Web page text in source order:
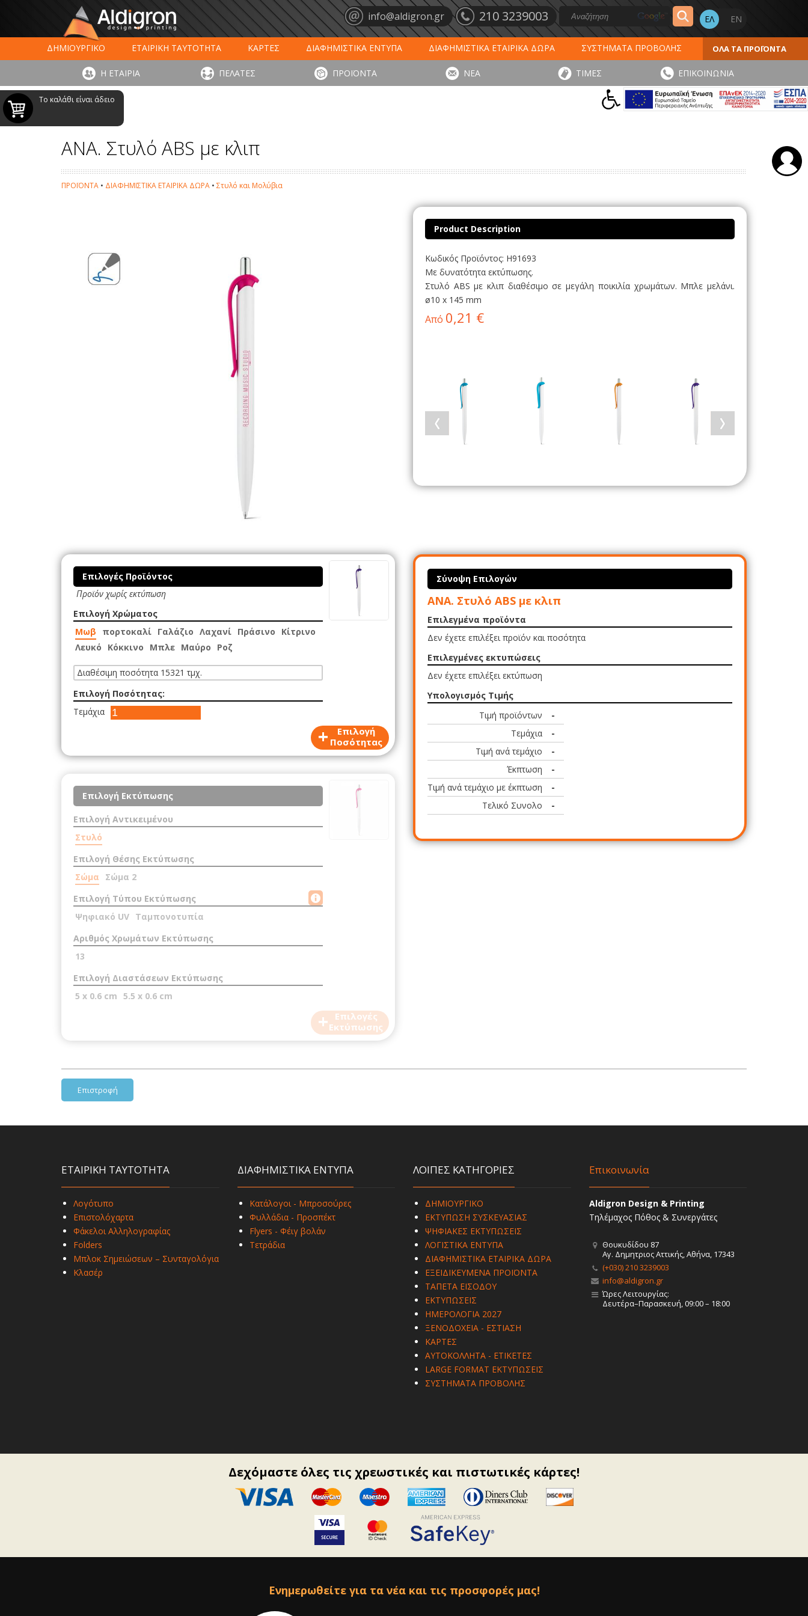
info@aldigron.gr 210 3239003
ΔΗΜΙΟΥΡΓΙΚΟ ΕΤΑΙΡΙΚΗ ΤΑΥΤΟΤΗΤΑ ΚΑΡΤΕΣ ΔΙΑΦΗΜΙΣΤΙΚΑ ΕΝΤΥΠΑ ΔΙΑΦΗΜΙΣΤΙΚΑ ΕΤΑΙΡΙΚΑ ΔΩΡΑ
ΣΥΣΤΗΜΑΤΑ ΠΡΟΒΟΛΗΣ
ΕΚΤΥΠΩΣΗ ΣΥΣΚΕΥΑΣΙΑΣ
LARGE FORMAT ΕΚΤΥΠΩΣΕΙΣ ΞΕΝΟΔΟΧΕΙΑ - ΕΣΤΙΑΣΗ ΤΑΠΕΤΑ ΕΙΣΟΔΟΥ ΗΜΕΡΟΛΟΓΙΑ 2027
ΕΚΤΥΠΩΣΕΙΣ
ΑΥΤΟΚΟΛΛΗΤΑ - ΕΤΙΚΕΤΕΣ
ΟΛΑ ΤΑ ΠΡΟΪΟΝΤΑ
Η ΕΤΑΙΡΙΑ ΠΕΛΑΤΕΣ ΠΡΟΪΟΝΤΑ ΝΕΑ ΤΙΜΕΣ ΕΠΙΚΟΙΝΩΝΙΑ
Το καλάθι είναι άδειο
ANA. Στυλό ABS με κλιπ
ΠΡΟΪΟΝΤΑ • ΔΙΑΦΗΜΙΣΤΙΚΑ ΕΤΑΙΡΙΚΑ ΔΩΡΑ • Στυλό και Μολύβια
Product Description
Κωδικός Προϊόντος: H91693
Με δυνατότητα εκτύπωσης.
Στυλό ABS με κλιπ διαθέσιμο σε μεγάλη ποικιλία χρωμάτων. Μπλε μελάνι.
ø10 x 145 mm
Από 0,21 €
Επιλογές Προϊόντος
Προϊόν χωρίς εκτύπωση
+
Επιλογή
Ποσότητας
Επιλογή Χρώματος
Μωβ
πορτοκαλί Γαλάζιο Λαχανί Πράσινο
Κίτρινο
Λευκό
Κόκκινο Μπλε Μαύρο Ροζ
Διαθέσιμη ποσότητα 15321 τμχ.
Επιλογή Ποσότητας:
Τεμάχια
+
Επιλογές
Εκτύπωσης
Επιλογή Εκτύπωσης
Επιλογή Αντικειμένου
Στυλό
Επιλογή Θέσης Εκτύπωσης
Σώμα
Σώμα 2
Επιλογή Τύπου Εκτύπωσης
Ψηφιακό UV Ταμπονοτυπία
Αριθμός Χρωμάτων Εκτύπωσης
13
Επιλογή Διαστάσεων Εκτύπωσης
5 x 0.6 cm 5.5 x 0.6 cm
Σύνοψη Επιλογών
ANA. Στυλό ABS με κλιπ
Επιλεγμένα προϊόντα
Δεν έχετε επιλέξει προϊόν και ποσότητα
Επιλεγμένες εκτυπώσεις
Δεν έχετε επιλέξει εκτύπωση
Υπολογισμός Τιμής
Τιμή προϊόντων
-
Τεμάχια
-
Τιμή ανά τεμάχιο
-
Έκπτωση
-
Τιμή ανά τεμάχιο με έκπτωση
-
Τελικό Συνολο
-
Επιστροφή
ΕΤΑΙΡΙΚΗ ΤΑΥΤΟΤΗΤΑ
Λογότυπο
Επιστολόχαρτα
Φάκελοι Αλληλογραφίας
Folders
Μπλοκ Σημειώσεων – Συνταγολόγια
Κλασέρ
ΔΙΑΦΗΜΙΣΤΙΚΑ ΕΝΤΥΠΑ
Κατάλογοι - Μπροσούρες
Φυλλάδια - Προσπέκτ
Flyers - Φέιγ βολάν
Τετράδια
ΛΟΙΠΕΣ ΚΑΤΗΓΟΡΙΕΣ
ΔΗΜΙΟΥΡΓΙΚΟ
ΕΚΤΥΠΩΣΗ ΣΥΣΚΕΥΑΣΙΑΣ
ΨΗΦΙΑΚΕΣ ΕΚΤΥΠΩΣΕΙΣ
ΛΟΓΙΣΤΙΚΑ ΕΝΤΥΠΑ
ΔΙΑΦΗΜΙΣΤΙΚΑ ΕΤΑΙΡΙΚΑ ΔΩΡΑ
ΕΞΕΙΔΙΚΕΥΜΕΝΑ ΠΡΟΪΟΝΤΑ
ΤΑΠΕΤΑ ΕΙΣΟΔΟΥ
ΕΚΤΥΠΩΣΕΙΣ
ΗΜΕΡΟΛΟΓΙΑ 2027
ΞΕΝΟΔΟΧΕΙΑ - ΕΣΤΙΑΣΗ
ΚΑΡΤΕΣ
ΑΥΤΟΚΟΛΛΗΤΑ - ΕΤΙΚΕΤΕΣ
LARGE FORMAT ΕΚΤΥΠΩΣΕΙΣ
ΣΥΣΤΗΜΑΤΑ ΠΡΟΒΟΛΗΣ
Επικοινωνία
Aldigron Design & Printing
Τηλέμαχος Πόθος & Συνεργάτες
Θουκυδίδου 87
Αγ. Δημητριος Αττικής, Αθήνα, 17343
(+030) 210 3239003
info@aldigron.gr
Ώρες Λειτουργίας:
Δευτέρα–Παρασκευή, 09:00 – 18:00
Δεχόμαστε όλες τις χρεωστικές και πιστωτικές κάρτες!
Ενημερωθείτε για τα νέα και τις προσφορές μας!